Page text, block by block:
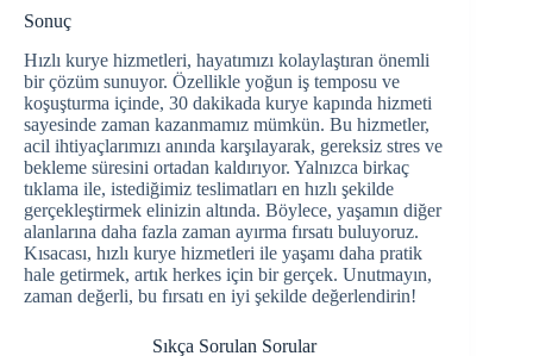
Sonuç
Hızlı kurye hizmetleri, hayatımızı kolaylaştıran önemli
bir çözüm sunuyor. Özellikle yoğun iş temposu ve
koşuşturma içinde, 30 dakikada kurye kapında hizmeti
sayesinde zaman kazanmamız mümkün. Bu hizmetler,
acil ihtiyaçlarımızı anında karşılayarak, gereksiz stres ve
bekleme süresini ortadan kaldırıyor. Yalnızca birkaç
tıklama ile, istediğimiz teslimatları en hızlı şekilde
gerçekleştirmek elinizin altında. Böylece, yaşamın diğer
alanlarına daha fazla zaman ayırma fırsatı buluyoruz.
Kısacası, hızlı kurye hizmetleri ile yaşamı daha pratik
hale getirmek, artık herkes için bir gerçek. Unutmayın,
zaman değerli, bu fırsatı en iyi şekilde değerlendirin!
Sıkça Sorulan Sorular